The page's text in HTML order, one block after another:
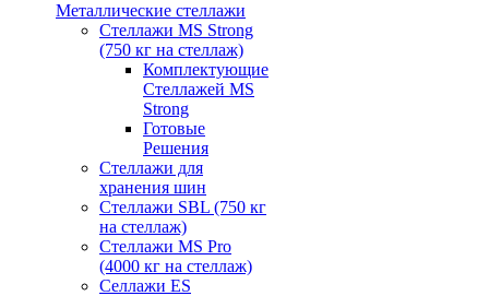
Металлические стеллажи
Стеллажи MS Strong
(750 кг на стеллаж)
Комплектующие
Стеллажей MS
Strong
Готовые
Решения
Стеллажи для
хранения шин
Стеллажи SBL (750 кг
на стеллаж)
Стеллажи MS Pro
(4000 кг на стеллаж)
Селлажи ES